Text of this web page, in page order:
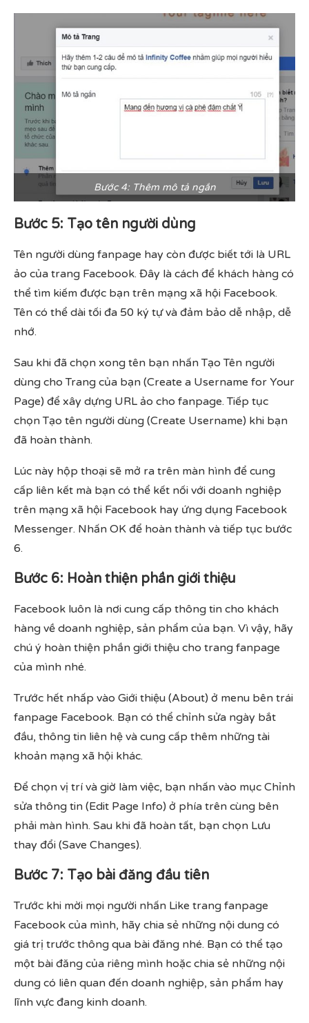
Bước 4: Thêm mô tả ngắn
Bước 5: Tạo tên người dùng
Tên người dùng fanpage hay còn được biết tới là URL
ảo của trang Facebook. Đây là cách để khách hàng có
thể tìm kiếm được bạn trên mạng xã hội Facebook.
Tên có thể dài tối đa 50 ký tự và đảm bảo dễ nhập, dễ
nhớ.
Sau khi đã chọn xong tên bạn nhấn Tạo Tên người
dùng cho Trang của bạn (Create a Username for Your
Page) để xây dựng URL ảo cho fanpage. Tiếp tục
chọn Tạo tên người dùng (Create Username) khi bạn
đã hoàn thành.
Lúc này hộp thoại sẽ mở ra trên màn hình để cung
cấp liên kết mà bạn có thể kết nối với doanh nghiệp
trên mạng xã hội Facebook hay ứng dụng Facebook
Messenger. Nhấn OK để hoàn thành và tiếp tục bước
6.
Bước 6: Hoàn thiện phần giới thiệu
Facebook luôn là nơi cung cấp thông tin cho khách
hàng về doanh nghiệp, sản phẩm của bạn. Vì vậy, hãy
chú ý hoàn thiện phần giới thiệu cho trang fanpage
của mình nhé.
Trước hết nhấp vào Giới thiệu (About) ở menu bên trái
fanpage Facebook. Bạn có thể chỉnh sửa ngày bắt
đầu, thông tin liên hệ và cung cấp thêm những tài
khoản mạng xã hội khác.
Để chọn vị trí và giờ làm việc, bạn nhấn vào mục Chỉnh
sửa thông tin (Edit Page Info) ở phía trên cùng bên
phải màn hình. Sau khi đã hoàn tất, bạn chọn Lưu
thay đổi (Save Changes).
Bước 7: Tạo bài đăng đầu tiên
Trước khi mời mọi người nhấn Like trang fanpage
Facebook của mình, hãy chia sẻ những nội dung có
giá trị trước thông qua bài đăng nhé. Bạn có thể tạo
một bài đăng của riêng mình hoặc chia sẻ những nội
dung có liên quan đến doanh nghiệp, sản phẩm hay
lĩnh vực đang kinh doanh.